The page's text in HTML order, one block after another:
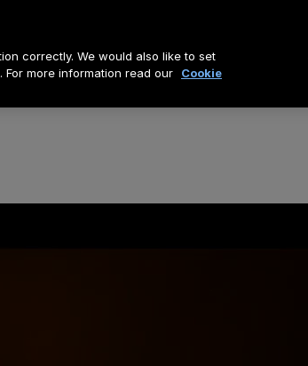
correctly. We would also like to set
more information read our
Cookie